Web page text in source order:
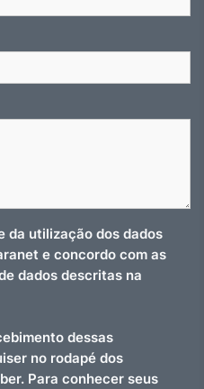
da utilização dos dados
e concordo com as
dados descritas na
dessas
no rodapé dos
Para conhecer seus